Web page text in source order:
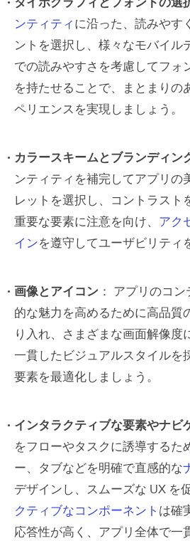
タイポグラフィとフォントの選
ンティティ に沿った、読みやす
ントを選択し、様々なモバイル
での読みやすさを考慮してフォ
を持たせることで、まとまりの
ペリエンスを実現しましょう。
カラースキームとブランディン
ンティティを補完してアプリの
レットを選択し、コントラスト
重要な要素に注意を向け、 アク
インを遵守してユーザビリティ
画像とアイコン ： アプリのコ
的な魅力を高めるために高品質
り入れ、さまざまな画面解像度
一貫したビジュアルスタイルを
要素を最適化しましょう。
インタラクティブな要素やナビ
をフローやタスクに誘導するた
ー、タブなどを明確で直感的な
デザインし、スムーズな UX を
クティブなコンポーネント は確
応答性が高く、アプリ全体で一